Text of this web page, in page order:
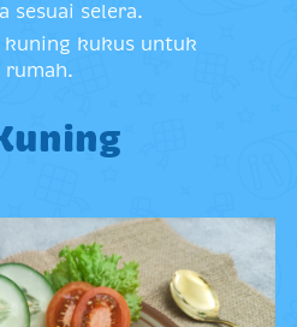
sesuai selera.
kuning kukus untuk
rumah.